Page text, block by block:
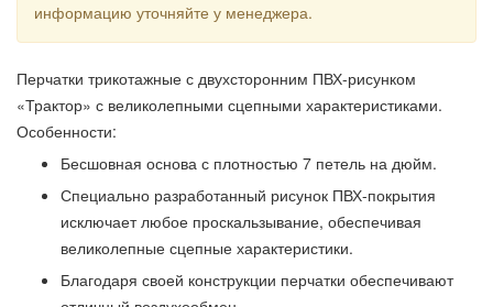
информацию уточняйте у менеджера.
Перчатки трикотажные с двухсторонним ПВХ-рисунком
«Трактор» с великолепными сцепными характеристиками.
Особенности:
Бесшовная основа с плотностью 7 петель на дюйм.
Специально разработанный рисунок ПВХ-покрытия
исключает любое проскальзывание, обеспечивая
великолепные сцепные характеристики.
Благодаря своей конструкции перчатки обеспечивают